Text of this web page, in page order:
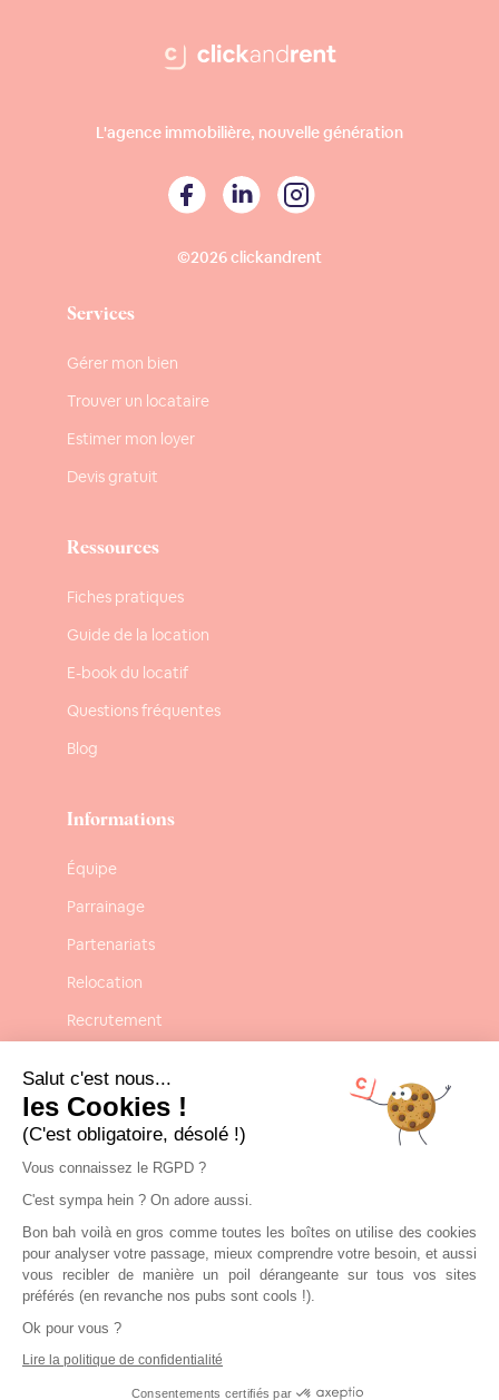
L'agence immobilière, nouvelle génération
©2026 clickandrent
Services
Gérer mon bien
Trouver un locataire
Estimer mon loyer
Devis gratuit
Ressources
Fiches pratiques
Guide de la location
E-book du locatif
Questions fréquentes
Blog
Informations
Équipe
Parrainage
Partenariats
Relocation
Recrutement
Mentions légales
CGU-CGV
Contact
Nous contacter
contact@clickandrent.fr
01 84 80 02 40
Salut c'est nous...
les Cookies !
(C'est obligatoire, désolé !)
Vous connaissez le RGPD ?
C'est sympa hein ? On adore aussi.
Bon bah voilà en gros comme toutes les boîtes on utilise des cookies
pour analyser votre passage, mieux comprendre votre besoin, et aussi
vous recibler de manière un poil dérangeante sur tous vos sites
préférés (en revanche nos pubs sont cools !).
Ok pour vous ?
Lire la politique de confidentialité
Consentements certifiés par